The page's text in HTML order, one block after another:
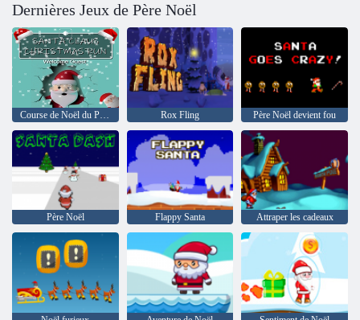
Dernières Jeux de Père Noël
Course de Noël du Père Noël Rox Fling Père Noël devient fou
Père Noël Flappy Santa Attraper les cadeaux